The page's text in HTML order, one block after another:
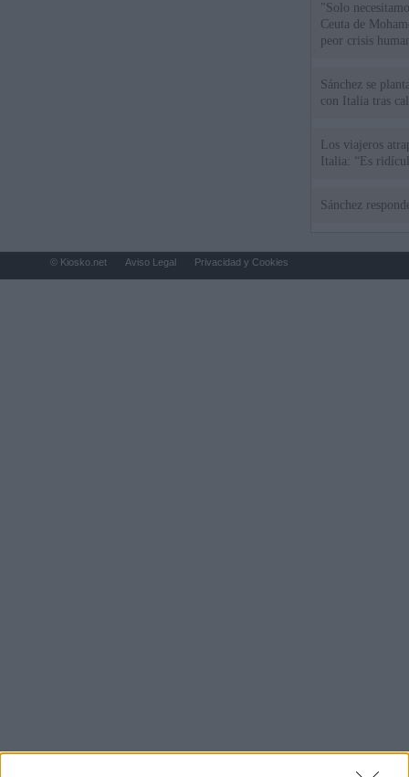
"Solo
Ceuta de
peor crisis
Sánchez se
con Italia tras
Los viajeros
Italia: “Es
Sánchez
© Kiosko.net Aviso Legal Privacidad y Cookies